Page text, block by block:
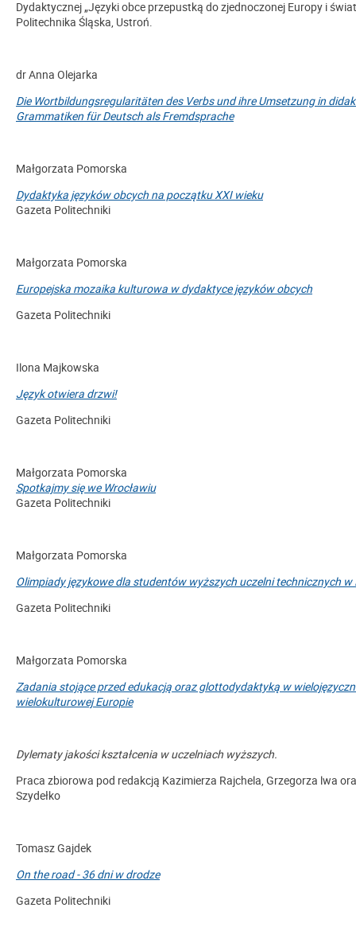
Dydaktycznej „Języki obce przepustką do zjednoczonej Europy i
Politechnika Śląska, Ustroń.
dr Anna Olejarka
Die Wortbildungsregularitäten des Verbs und ihre Umsetzung in
Grammatiken für Deutsch als Fremdsprache
Małgorzata Pomorska
Dydaktyka języków obcych na początku XXI wieku
Gazeta Politechniki
Małgorzata Pomorska
Europejska mozaika kulturowa w dydaktyce języków obcych
Gazeta Politechniki
Ilona Majkowska
Język otwiera drzwi!
Gazeta Politechniki
Małgorzata Pomorska
Spotkajmy się we Wrocławiu
Gazeta Politechniki
Małgorzata Pomorska
Olimpiady językowe dla studentów wyższych uczelni technicznych w
Gazeta Politechniki
Małgorzata Pomorska
Zadania stojące przed edukacją oraz glottodydaktyką w
wielokulturowej Europie
Dylematy jakości kształcenia w uczelniach wyższych.
Praca zbiorowa pod redakcją Kazimierza Rajchela, Grzegorza lwa
Szydełko
Tomasz Gajdek
On the road - 36 dni w drodze
Gazeta Politechniki